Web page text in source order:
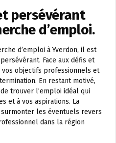
persévérant
d’emploi.
d’emploi à Yverdon, il est
Face aux défis et
objectifs professionnels et
En restant motivé,
trouver l’emploi idéal qui
et à vos aspirations. La
les éventuels revers
dans la région